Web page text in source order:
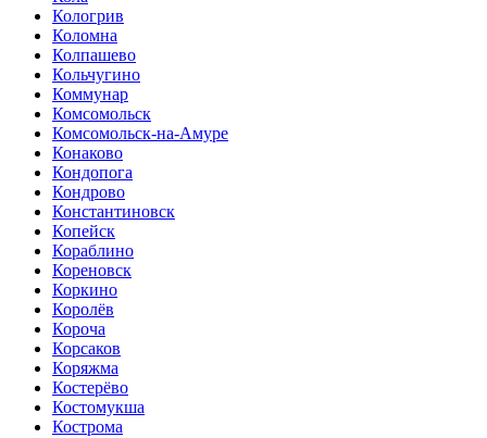
Кологрив
Коломна
Колпашево
Кольчугино
Коммунар
Комсомольск
Комсомольск-на-Амуре
Конаково
Кондопога
Кондрово
Константиновск
Копейск
Кораблино
Кореновск
Коркино
Королёв
Короча
Корсаков
Коряжма
Костерёво
Костомукша
Кострома